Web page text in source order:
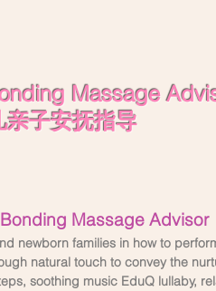
Massage
子安抚指导
Massage Advisor
newborn families in how to
natural touch to convey the
soothing music EduQ lullaby,